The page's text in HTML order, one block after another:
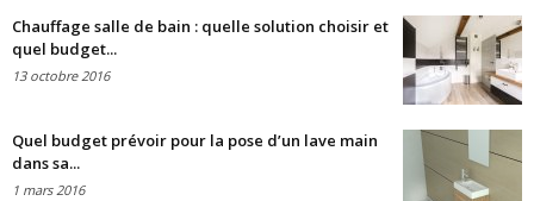
Chauffage salle de bain : quelle solution choisir et
quel budget...
13 octobre 2016
Quel budget prévoir pour la pose d’un lave main
dans sa...
1 mars 2016